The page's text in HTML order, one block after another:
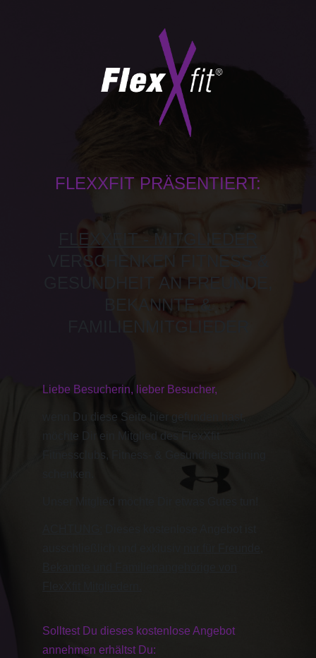
FLEXXFIT PRÄSENTIERT:
FLEXXFIT - MITGLIEDER
VERSCHENKEN FITNESS &
GESUNDHEIT AN FREUNDE,
BEKANNTE &
Liebe Besucherin, lieber Besucher,
wenn Du diese Seite hier gefunden hast,
möchte Dir ein Mitglied des FlexXfit
Fitnessclubs, Fitness- & Gesundheitstraining
schenken.
Solltest Du dieses kostenlose Angebot
annehmen erhältst Du: